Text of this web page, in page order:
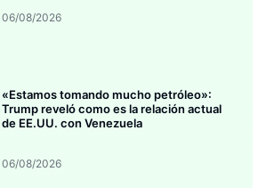
06/08/2026
«Estamos tomando mucho petróleo»:
Trump reveló como es la relación actual
de EE.UU. con Venezuela
06/08/2026